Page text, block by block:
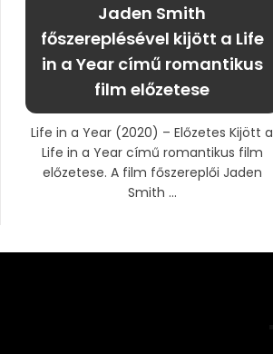
Jaden Smith
főszereplésével kijött a Life
in a Year című romantikus
film előzetese
Life in a Year (2020) – Előzetes Kijött a
Life in a Year című romantikus film
előzetese. A film főszereplői Jaden
Smith ...